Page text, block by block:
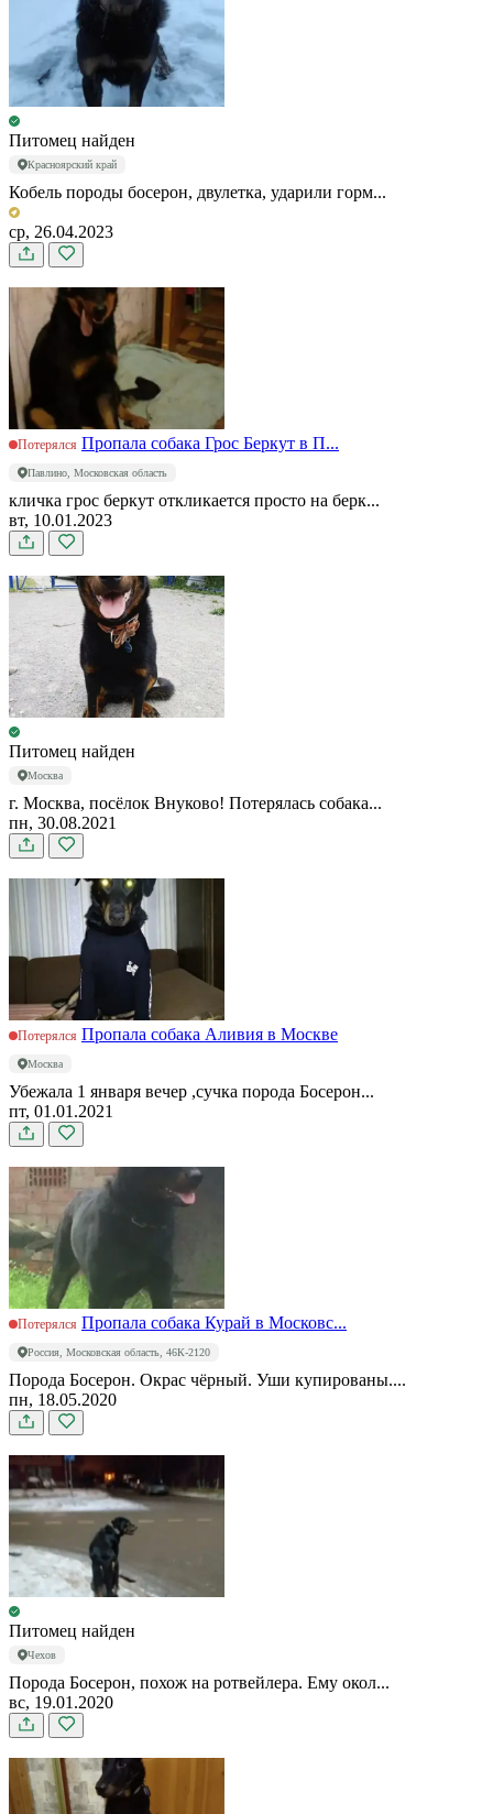
Питомец найден
Красноярский край
Кобель породы босерон, двулетка, ударили горм...
ср, 26.04.2023
Потерялся Пропала собака Грос Беркут в П...
Павлино, Московская область
кличка грос беркут откликается просто на берк...
вт, 10.01.2023
Питомец найден
Москва
г. Москва, посёлок Внуково! Потерялась собака...
пн, 30.08.2021
Потерялся Пропала собака Аливия в Москве
Москва
Убежала 1 января вечер ,сучка порода Босерон...
пт, 01.01.2021
Потерялся Пропала собака Курай в Московс...
Россия, Московская область, 46К-2120
Порода Босерон. Окрас чёрный. Уши купированы....
пн, 18.05.2020
Питомец найден
Чехов
Порода Босерон, похож на ротвейлера. Ему окол...
вс, 19.01.2020